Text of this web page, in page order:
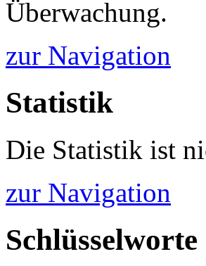
Überwachung.
zur Navigation
Statistik
Die Statistik ist
zur Navigation
Schlüsselworte